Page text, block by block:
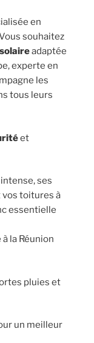
en
souhaitez
adaptée
experte en
les
tous leurs
et
ses
vos toitures à
essentielle
la Réunion
pluies et
un meilleur